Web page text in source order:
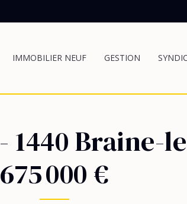
IMMOBILIER NEUF GESTION SYNDIC
- 1440 Braine-
675 000 €